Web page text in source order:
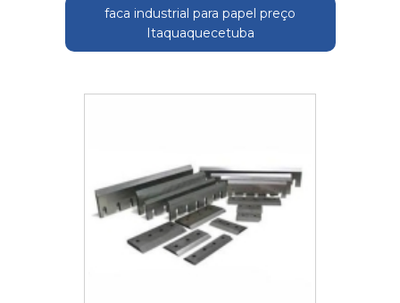
faca industrial para papel preço
Itaquaquecetuba